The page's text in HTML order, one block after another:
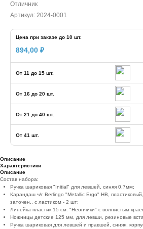
Отличник
Артикул: 2024-0001
Цена при заказе до 10 шт.
894,00 ₽
От 11 до 15 шт.
От 16 до 20 шт.
От 21 до 40 шт.
От 41 шт.
Описание
Характеристики
Описание
Состав набора:
Ручка шариковая "Initial" для левшей, синяя 0,7мм;
Карандаш ч/г Berlingo "Metallic Ergo" HB,
заточен., с ластиком - 2 шт;
Линейка пластик 15 см. "Неончики" с волнистым
Ножницы детские 125 мм, для левши, резиновые
Ручка шариковая для левшей и правшей, синяя,